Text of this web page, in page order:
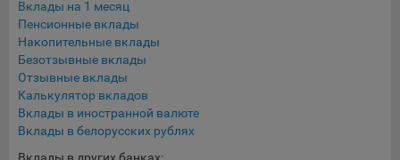
Иногда Общество использует сторонние файлы cookie
для отслеживания эффективности своих рекламных
объявлений. Такие файлы cookie, например, запоминают,
с помощью каких браузеров пользователи посещают
сайты Общества. С помощью данной процедуры
Общество также регулирует и оценивает эффективность
рекламной деятельности.
Вклады на 1 месяц
Пенсионные вклады
Накопительные вклады
Безотзывные вклады
Отзывные вклады
Калькулятор вкладов
Вклады в иностранной валюте
Вклады в белорусских рублях